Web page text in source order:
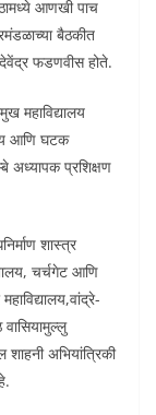
आणखी पाच
बैठकीत
देवेंद्र फडणवीस होते.
महाविद्यालय
आणि घटक
अध्यापक प्रशिक्षण
शास्त्र
चर्चगेट आणि
शाहनी अभियांत्रिकी